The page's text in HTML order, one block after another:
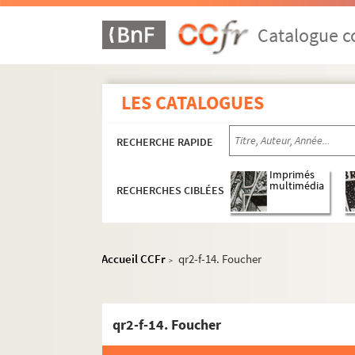
Catalogue
LES CATALOGUES
RECHERCHE RAPIDE
RECHERCHES CIBLÉES
Imprimés
multimédia
Accueil CCFr > qr2-f-14. Foucher
qr2-f-14. Foucher
qr1. Collections bibliographiques -
qr2-b. Noms commençant par B
qr2-c. Noms commençant par C